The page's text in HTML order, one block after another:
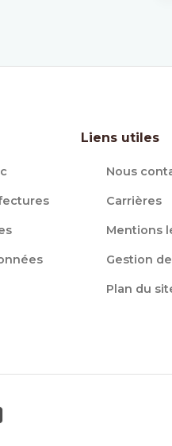
Liens utiles
Nous
Carrières
Mentions
Gestion
Plan du